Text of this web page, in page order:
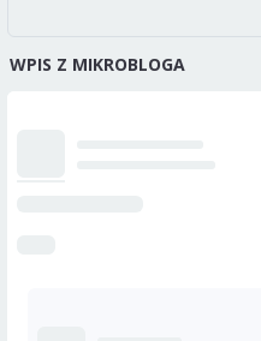
WPIS Z MIKROBLOGA